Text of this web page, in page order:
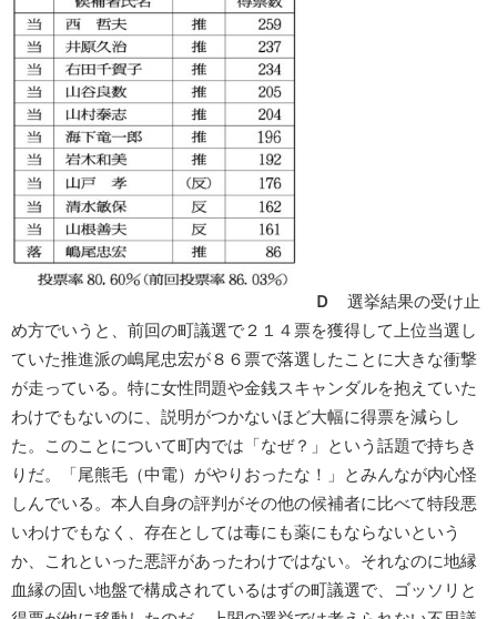
Ｄ
選挙結果の受け止
め方でいうと、前回の町議選で２１４票を獲得して上位当選し
ていた推進派の嶋尾忠宏が８６票で落選したことに大きな衝撃
が走っている。特に女性問題や金銭スキャンダルを抱えていた
わけでもないのに、説明がつかないほど大幅に得票を減らし
た。このことについて町内では「なぜ？」という話題で持ちき
りだ。「尾熊毛（中電）がやりおったな！」とみんなが内心怪
しんでいる。本人自身の評判がその他の候補者に比べて特段悪
いわけでもなく、存在としては毒にも薬にもならないという
か、これといった悪評があったわけではない。それなのに地縁
血縁の固い地盤で構成されているはずの町議選で、ゴッソリと